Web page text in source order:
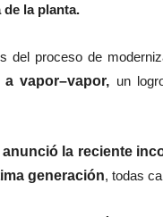
la planta.
del proceso de
vapor–vapor, un
anunció la reciente
generación, todas